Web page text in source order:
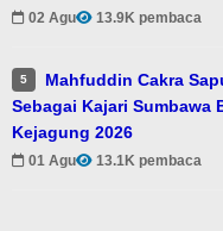
02 Agu 13.9K pembaca
5
Mahfuddin Cakra
Sebagai Kajari Sumbawa
Kejagung 2026
01 Agu 13.1K pembaca